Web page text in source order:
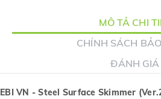
MÔ TẢ CHI
CHÍNH SÁCH
ĐÁNH GIÁ
EBI VN - Steel Surface Skimmer